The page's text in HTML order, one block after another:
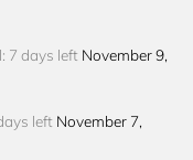
7 days left November 9,
left November 7,